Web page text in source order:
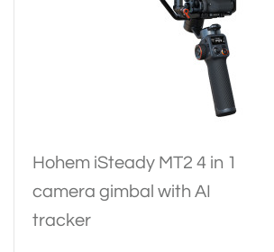
Hohem iSteady MT2 4 in 1
camera gimbal with AI
tracker